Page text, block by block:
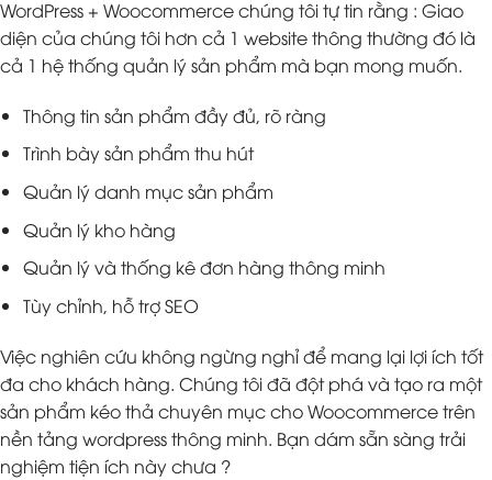
WordPress + Woocommerce chúng tôi tự tin rằng : Giao
diện của chúng tôi hơn cả 1 website thông thường đó là
cả 1 hệ thống quản lý sản phẩm mà bạn mong muốn.
Thông tin sản phẩm đầy đủ, rõ ràng
Trình bày sản phẩm thu hút
Quản lý danh mục sản phẩm
Quản lý kho hàng
Quản lý và thống kê đơn hàng thông minh
Tùy chỉnh, hỗ trợ SEO
Việc nghiên cứu không ngừng nghỉ để mang lại lợi ích tốt
đa cho khách hàng. Chúng tôi đã đột phá và tạo ra một
sản phẩm kéo thả chuyên mục cho Woocommerce trên
nền tảng wordpress thông minh. Bạn dám sẵn sàng trải
nghiệm tiện ích này chưa ?